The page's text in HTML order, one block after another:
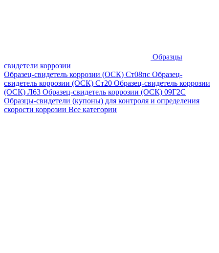
Образцы
свидетели коррозии
Образец-свидетель коррозии (ОСК) Ст08пс Образец-
свидетель коррозии (ОСК) Ст20 Образец-свидетель коррозии
(ОСК) Л63 Образец-свидетель коррозии (ОСК) 09Г2С
Образцы-свидетели (купоны) для контроля и определения
скорости коррозии Все категории